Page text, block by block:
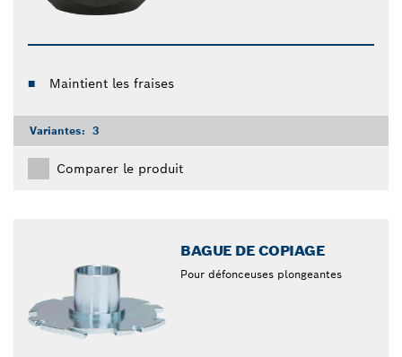
Maintient les fraises
Variantes: 3
Comparer le produit
BAGUE DE COPIAGE
Pour défonceuses plongeantes